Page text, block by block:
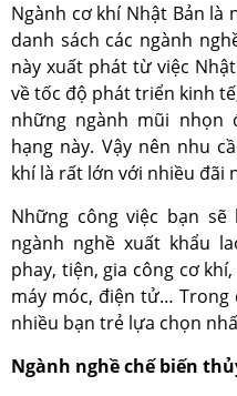
Ngành cơ khí Nhật Bản
danh sách các ngành
này xuất phát từ việc
về tốc độ phát triển kinh
những ngành mũi
hạng này. Vậy nên nhu
khí là rất lớn với nhiều đãi
Những công việc bạn
ngành nghề xuất khẩu
phay, tiện, gia công cơ
máy móc, điện tử… Trong
nhiều bạn trẻ lựa chọn
Ngành nghề chế biến